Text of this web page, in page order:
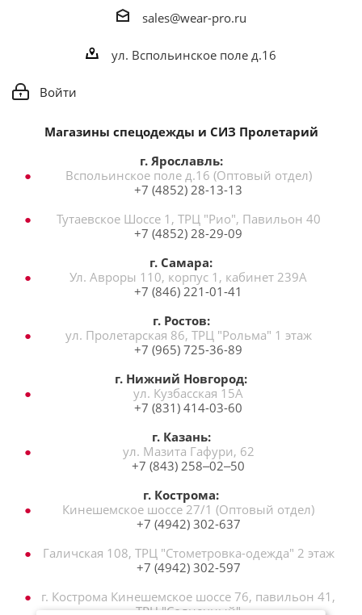
sales@wear-pro.ru
ул. Вспольинское поле д.16
Войти
Магазины спецодежды и СИЗ Пролетарий
г. Ярославль:
Вспольинское поле д.16 (Оптовый отдел)
+7 (4852) 28-13-13
Тутаевское Шоссе 1, ТРЦ "Рио", Павильон 40
+7 (4852) 28-29-09
г. Самара:
Ул. Авроры 110, корпус 1, кабинет 239А
+7 (846) 221-01-41
г. Ростов:
ул. Пролетарская 86, ТРЦ "Рольма" 1 этаж
+7 (965) 725-36-89
г. Нижний Новгород:
ул. Кузбасская 15А
+7 (831) 414-03-60
г. Казань:
ул. Мазита Гафури, 62
+7 (843) 258‒02‒50
г. Кострома:
Кинешемское шоссе 27/1 (Оптовый отдел)
+7 (4942) 302-637
Галичская 108, ТРЦ "Стометровка-одежда" 2 этаж
+7 (4942) 302-597
г. Кострома Кинешемское шоссе 76, павильон 41,
ТРЦ "Солнечный"